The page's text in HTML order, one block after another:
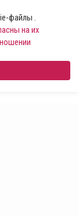
файлы .
на их